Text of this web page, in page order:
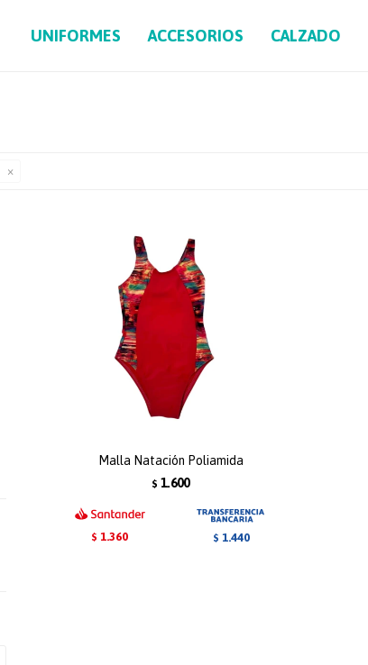
UNIFORMES ACCESORIOS CALZADO
Malla Natación Poliamida
$ 1.600
$ 1.360 $ 1.440